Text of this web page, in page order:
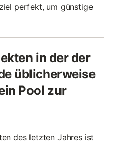
perfekt, um günstige
in der der
üblicherweise
Pool zur
des letzten Jahres ist